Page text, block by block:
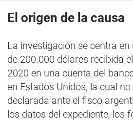
El origen de la causa
La investigación se centra
de 200.000 dólares recibida
2020 en una cuenta del
en Estados Unidos, la cual
declarada ante el fisco
los datos del expediente, los